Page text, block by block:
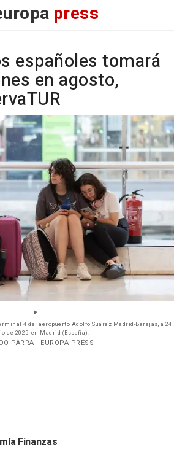
press
españoles tomará
en agosto,
4 del aeropuerto Adolfo Suárez Madrid-Barajas, a 24
de 2025, en Madrid (España).
PARRA - EUROPA PRESS
Finanzas